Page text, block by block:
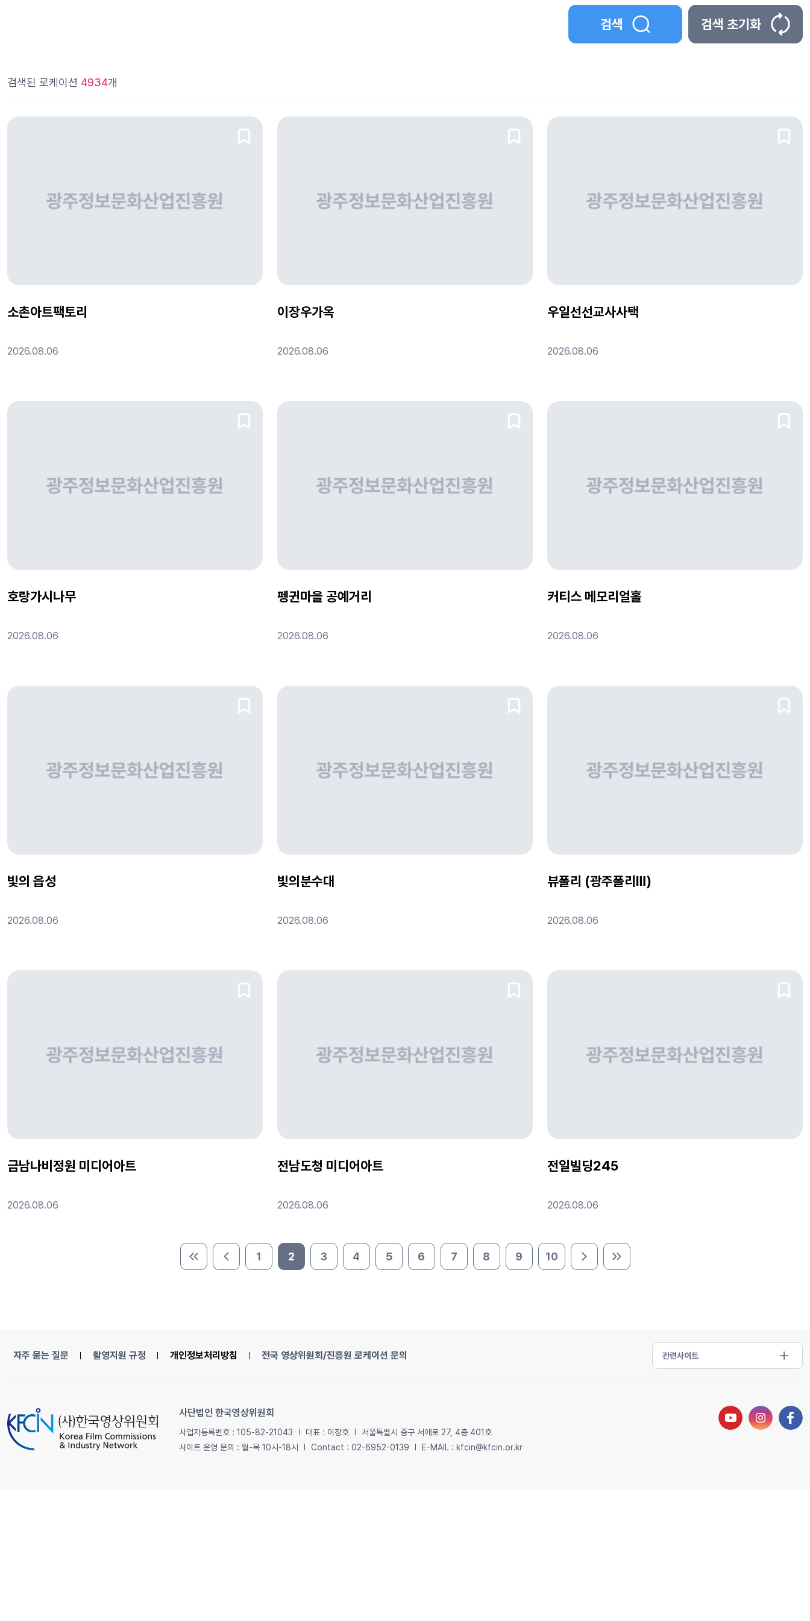
검색 검색 초기화
검색된 로케이션 4934개
소촌아트팩토리
2026.08.06
이장우가옥
2026.08.06
우일선선교사사택
2026.08.06
호랑가시나무
2026.08.06
펭귄마을 공예거리
2026.08.06
커티스 메모리얼홀
2026.08.06
빛의 읍성
2026.08.06
빛의분수대
2026.08.06
뷰폴리 (광주폴리Ⅲ)
2026.08.06
금남나비정원 미디어아트
2026.08.06
전남도청 미디어아트
2026.08.06
전일빌딩245
2026.08.06
처음 페이지이전 페이지
1 2 3 4 5 6 7 8 9 10 다음 페이지마지막 페이지
자주 묻는 질문 촬영지원 규정 개인정보처리방침 전국 영상위원회/진흥원 로케이션 문의
사단법인 한국영상위원회
사업자등록번호 : 105-82-21043 대표 : 이장호
서울특별시 중구 서애로 27, 4층 401호
사이트 운영 문의 : 월-목 10시-18시
Contact : 02-6952-0139 E-MAIL : kfcin@kfcin.or.kr
유튜브 새창열기
인스타그램 새
페이스